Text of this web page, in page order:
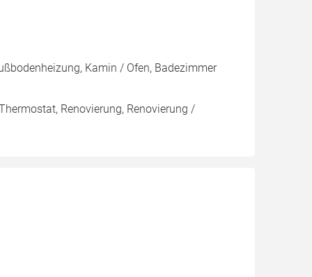
Kamin / Ofen, Badezimmer
Renovierung, Renovierung /